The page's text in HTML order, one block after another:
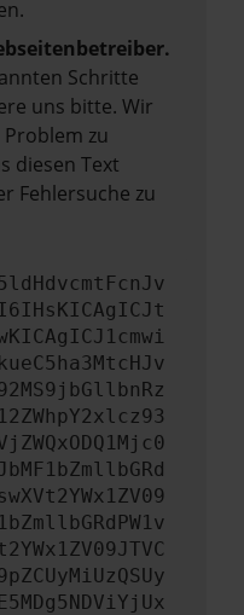
Schritte
uns bitte. Wir
zu
diesen Text
Fehlersuche zu